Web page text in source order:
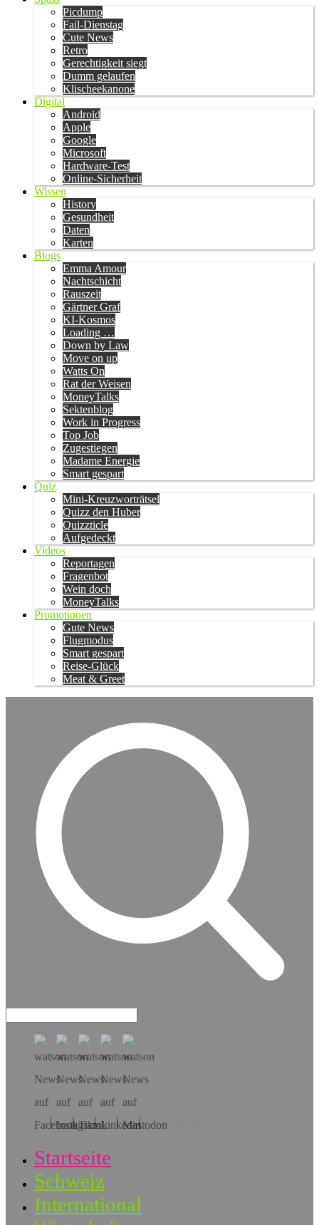
Picdump
Fail-Dienstag
Cute News
Retro
Gerechtigkeit siegt
Dumm gelaufen
Klischeekanone
Digital
Android
Apple
Google
Microsoft
Hardware-Test
Online-Sicherheit
Wissen
History
Gesundheit
Daten
Karten
Blogs
Emma Amour
Nachtschicht
Rauszeit
Gärtner Graf
KI-Kosmos
Loading …
Down by Law
Move on up
Watts On
Rat der Weisen
MoneyTalks
Sektenblog
Work in Progress
Top Job
Zugestiegen
Madame Energie
Smart gespart
Quiz
Mini-Kreuzworträtsel
Quizz den Huber
Quizzticle
Aufgedeckt
Videos
Reportagen
Fragenbot
Wein doch
MoneyTalks
Promotionen
Gute News
Flugmodus
Smart gespart
Reise-Glück
Meat & Greet
Hol dir die App!
Startseite
Schweiz
International